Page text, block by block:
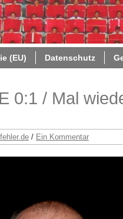
(EU) Datenschutz
0:1 / Mal
/ Ein Kommentar